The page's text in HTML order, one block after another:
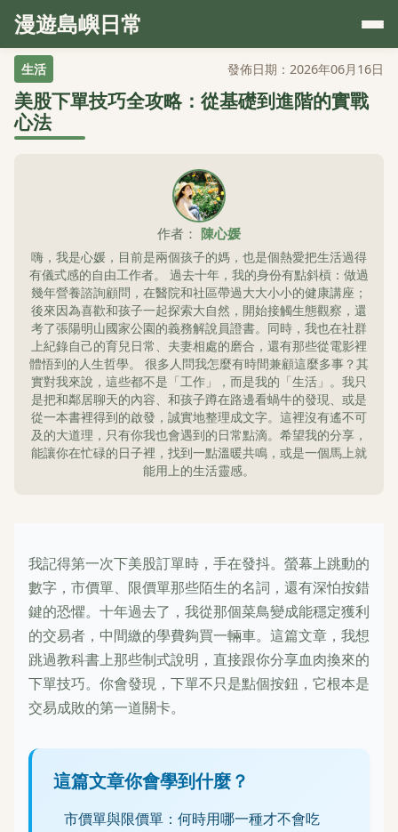
漫遊島嶼日常
生活 發佈日期：2026年06月16日
美股下單技巧全攻略：從基礎到進階的實戰
心法
作者： 陳心媛
嗨，我是心媛，目前是兩個孩子的媽，也是個熱愛把生活過得
有儀式感的自由工作者。 過去十年，我的身份有點斜槓：做過
幾年營養諮詢顧問，在醫院和社區帶過大大小小的健康講座；
後來因為喜歡和孩子一起探索大自然，開始接觸生態觀察，還
考了張陽明山國家公園的義務解說員證書。同時，我也在社群
上紀錄自己的育兒日常、夫妻相處的磨合，還有那些從電影裡
體悟到的人生哲學。 很多人問我怎麼有時間兼顧這麼多事？其
實對我來說，這些都不是「工作」，而是我的「生活」。我只
是把和鄰居聊天的內容、和孩子蹲在路邊看蝸牛的發現、或是
從一本書裡得到的啟發，誠實地整理成文字。這裡沒有遙不可
及的大道理，只有你我也會遇到的日常點滴。希望我的分享，
能讓你在忙碌的日子裡，找到一點溫暖共鳴，或是一個馬上就
能用上的生活靈感。
我記得第一次下美股訂單時，手在發抖。螢幕上跳動的
數字，市價單、限價單那些陌生的名詞，還有深怕按錯
鍵的恐懼。十年過去了，我從那個菜鳥變成能穩定獲利
的交易者，中間繳的學費夠買一輛車。這篇文章，我想
跳過教科書上那些制式說明，直接跟你分享血肉換來的
下單技巧。你會發現，下單不只是點個按鈕，它根本是
交易成敗的第一道關卡。
這篇文章你會學到什麼？
市價單與限價單：何時用哪一種才不會吃